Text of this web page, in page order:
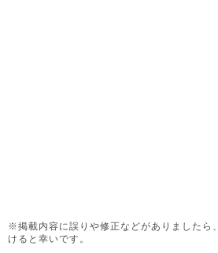
※掲載内容に誤りや修正などがありましたら、
けると幸いです。